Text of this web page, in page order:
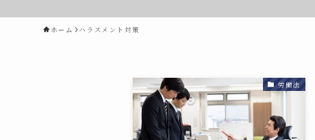
ホーム ハラスメント対策
労働法